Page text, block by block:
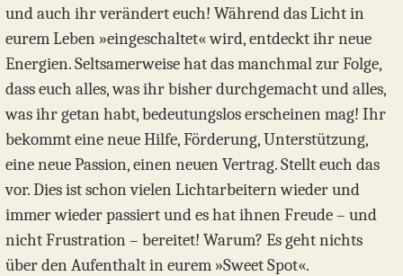
und auch ihr verändert euch! Während das Licht in
eurem Leben »eingeschaltet« wird, entdeckt ihr neue
Energien. Seltsamerweise hat das manchmal zur Folge,
dass euch alles, was ihr bisher durchgemacht und alles,
was ihr getan habt, bedeutungslos erscheinen mag! Ihr
bekommt eine neue Hilfe, Förderung, Unterstützung,
eine neue Passion, einen neuen Vertrag. Stellt euch das
vor. Dies ist schon vielen Lichtarbeitern wieder und
immer wieder passiert und es hat ihnen Freude – und
nicht Frustration – bereitet! Warum? Es geht nichts
über den Aufenthalt in eurem »Sweet Spot«.